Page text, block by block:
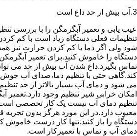
3.آب بیش از حد داغ است
عیب یابی و تعمیر آبگرمگن را با بررسی
تنظیمات فعلی دستگاه زیاد است با کم
شود ولی اگر دما با کم کردن حرارت نیز
دستگاه را خاموش کنید.برای تعمیر
تماس بگیرد.داغ شدن آب بیش از حد می
کند.گاهی حتی با تنظیم دما،صدای آب جوش
می شود و دمای آب بسیار بالاتر از حد
امکان خرابی شیر تنظیم وجود دارد.تعمیر
تنظیم دمای آب نیست یک کار تخصصی
معیوب دارد.در این مورد هرگز بدون تجربه
دستگاه را باز کنید.تنها کار درست
دمای آب و تماس با تعمیرکار است.